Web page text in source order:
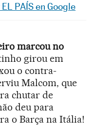
Sociales
PAÍS en Google
marcou no
girou em
o contra-
Malcom, que
chutar de
deu para
o Barça na Itália!